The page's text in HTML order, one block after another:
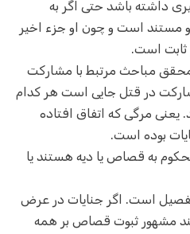
داشته باشد حتی اگر به
مستند است و چون او جزء اخیر
است.
مباحث مرتبط با مشارکت
در قتل جایی است هر کدام
یعنی مرگی که اتفاق افتاده
بوده است.
به قصاص یا دیه هستند یا
است. اگر جنایات در عرض
مشهور ثبوت قصاص بر همه